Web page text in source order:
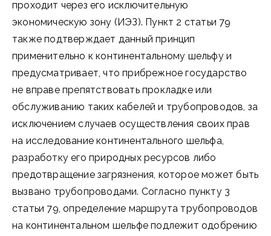
проходит через его исключительную
экономическую зону (ИЭЗ). Пункт 2 статьи 79
также подтверждает данный принцип
применительно к континентальному шельфу и
предусматривает, что прибрежное государство
не вправе препятствовать прокладке или
обслуживанию таких кабелей и трубопроводов, за
исключением случаев осуществления своих прав
на исследование континентального шельфа,
разработку его природных ресурсов либо
предотвращение загрязнения, которое может быть
вызвано трубопроводами. Согласно пункту 3
статьи 79, определение маршрута трубопроводов
на континентальном шельфе подлежит одобрению